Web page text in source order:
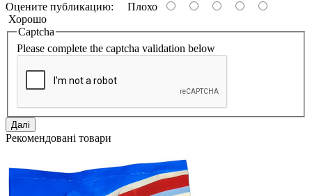
Оцените публикацию:
Плохо
Хорошо
Captcha
Please complete the captcha validation below
Далі
Рекомендовані товари